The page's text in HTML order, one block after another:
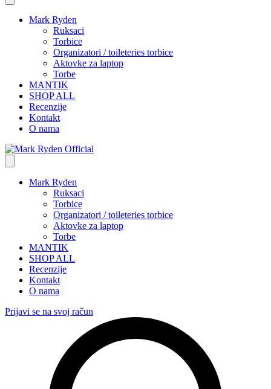
Mark Ryden
Ruksaci
Torbice
Organizatori / toileteries torbice
Aktovke za laptop
Torbe
MANTIK
SHOP ALL
Recenzije
Kontakt
O nama
Mark Ryden
Ruksaci
Torbice
Organizatori / toileteries torbice
Aktovke za laptop
Torbe
MANTIK
SHOP ALL
Recenzije
Kontakt
O nama
Prijavi se na svoj račun